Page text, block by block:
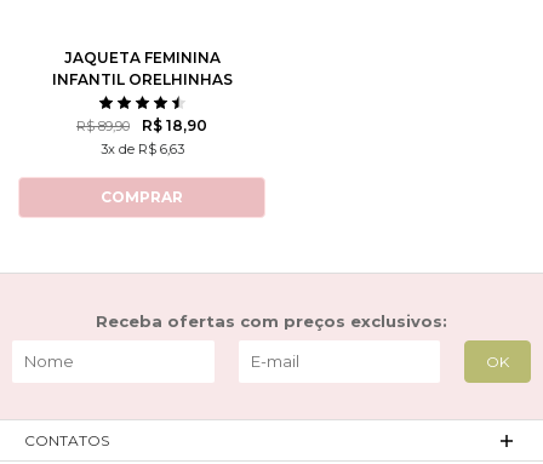
JAQUETA FEMININA
INFANTIL ORELHINHAS
SHERPA
R$ 89,90 R$ 18,90
3x de R$ 6,63
COMPRAR
Receba ofertas com preços exclusivos:
CONTATOS